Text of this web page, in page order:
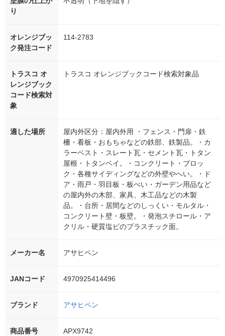
り
オレンジブッ
ク発注コード
114-2783
トラスコ オ
レンジブック
コード検索対
象
トラスコ オレンジブックコード検索対象品
適した場所
屋内外区分：屋内外用 ・フェンス・門扉・鉄
柵・看板・おもちゃなどの鉄部、鉄製品。・カ
ラーベスト・スレート瓦・セメント瓦・トタン
屋根・トタンベイ。・コンクリート・ブロッ
ク・各種サイディングなどの外壁やへい。・ド
ア・雨戸・羽目板・板べい・ガーデン用品など
の屋内外の木部、家具、木工品などの木製
品。・台所・居間などのしっくい・モルタル・
コンクリート壁・板壁。・発泡スチロール・ア
クリル・硬質塩ビのプラスチック面。
メーカー名 アサヒペン
JANコード 4970925414496
ブランド アサヒペン
商品番号 APX9742